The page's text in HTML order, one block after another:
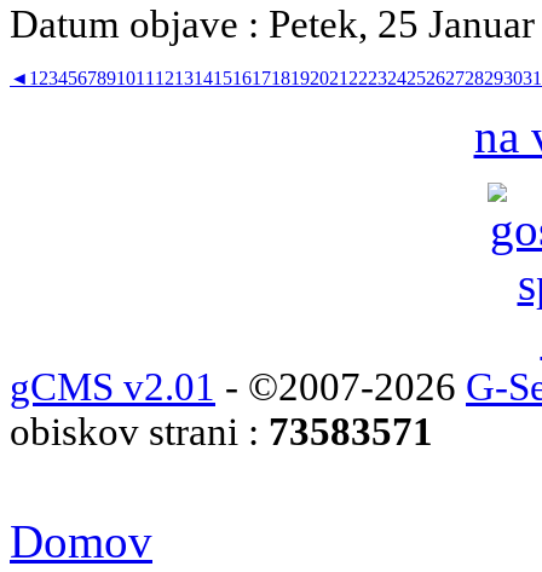
Datum objave : Petek, 25
◄ 1 234567891011 12131415161718192021 22232425262728293031
na
gCMS v2.01 - ©2007-2026 G-
obiskov strani : 73583571
Domov